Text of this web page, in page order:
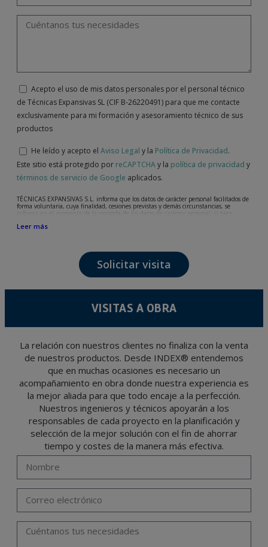
Acepto el uso de mis datos personales por el personal técnico
de Técnicas Expansivas SL (CIF B-26220491) para que me contacte
exclusivamente para mi formación y asesoramiento técnico de sus
productos
He leído y acepto el Aviso Legal y la Política de Privacidad.
Este sitio está protegido por reCAPTCHAy la política de privacidad y
términos de servicio de Google aplicados.
TÉCNICAS EXPANSIVAS S.L. informa que los datos de carácter personal facilitados de
forma voluntaria, cuya finalidad, cesiones previstas y demás circunstancias, se
informa en el momento de la recogida de los datos de carácter personal, si bien,
su solicitud, queja o duda planteada, mantenimiento de la relación establecida, la
Los datos incorporados a nuestros ficheros son absolutamente confidenciales y serán
tratados con la máxima confidencialidad y cumpliendo todos los requisitos que obliga
el Reglamento General de Protección de Datos (RGPD) de 27 de abril de 2016. Los
motivación para la que fueron recabados. El plazo durante el cual se conservarán los
tiempo que medie en la prestación del servicio para el que fueron comunicados.
protección de datos, como pueden ser los relativos a salud, pues los mismos no viajan
responsabilidad.
El usuario podrá ejercer en cualquier momento sus derechos para acceder, rectificar,
oponerse, cancelarlos, limitar su tratamiento o solicitar su portabilidad con arreglo a
lo previsto en el Reglamento General de Protección de Datos (RGPD) de 27 de abril
de 2016 enviando una carta a su responsable de tratamiento: Valentín Gómez,
Gerente, junto con la fotocopia de su DNI, a TÉCNICAS EXPANSIVAS SL | P.I. La
Portalada II | c/ Segador 13, 26006 | Logroño (La Rioja) o a través de la dirección de
correo electrónicoinfo@indexfix.com.
Leer más
Solicitar visita
VISITAS A OBRA
La relación con nuestros clientes no finaliza con la venta
de nuestros productos. Desde INDEX® entendemos
que en muchas ocasiones es necesario un
acompañamiento en obra donde nuestra experiencia es
la mejor aliada para que todo encaje a la perfección.
Nuestros ingenieros y técnicos apoyarán a los
responsables de cada proyecto en la planificación y
selección de la mejor solución con el fin de ahorrar
tiempo y costes de la manera más efectiva.